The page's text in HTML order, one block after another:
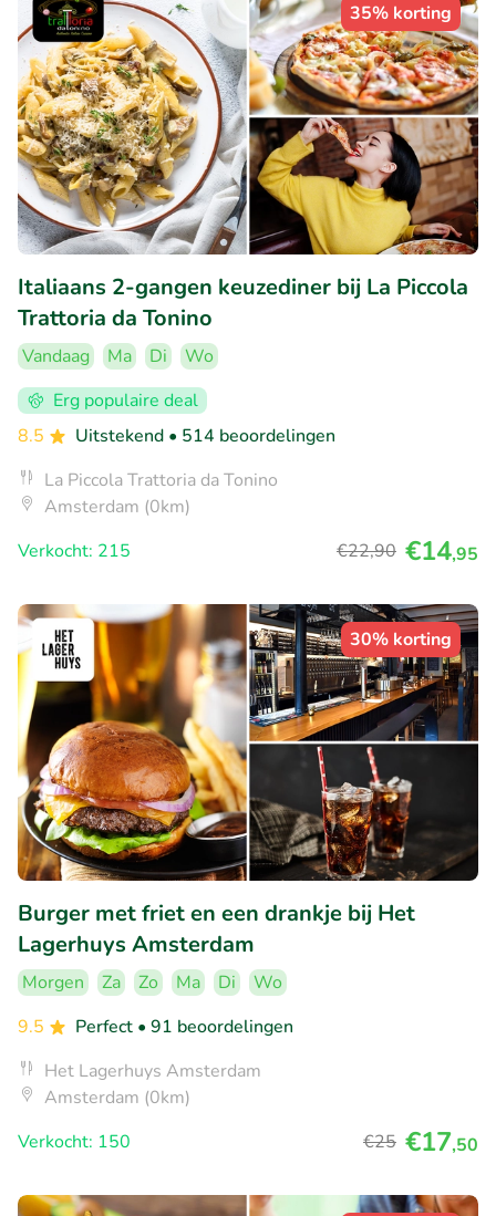
35% korting
Italiaans 2-gangen keuzediner bij La Piccola
Trattoria da Tonino
Vandaag Ma Di
Wo
Erg populaire deal
8.5
Uitstekend • 514 beoordelingen
La Piccola Trattoria da Tonino
Amsterdam (0km)
Verkocht: 215
€22,90 €14,95
30% korting
Burger met friet en een drankje bij Het
Lagerhuys Amsterdam
Morgen Za Zo Ma Di
Wo
9.5
Perfect • 91 beoordelingen
Het Lagerhuys Amsterdam
Amsterdam (0km)
Verkocht: 150
€25 €17,50